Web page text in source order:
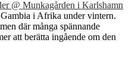
i Afrika under vintern.
där många spännande
att berätta ingående om den